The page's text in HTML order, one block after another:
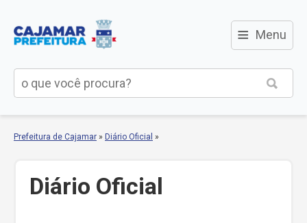
≡ Menu
Prefeitura de Cajamar » Diário Oficial »
Diário Oficial